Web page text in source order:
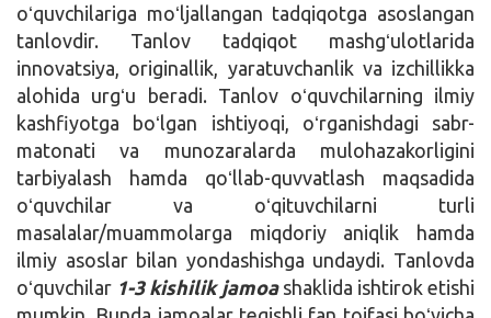
oʻquvchilariga moʻljallangan tadqiqotga asoslangan
tanlovdir. Tanlov tadqiqot mashgʻulotlarida
innovatsiya, originallik, yaratuvchanlik va izchillikka
alohida urgʻu beradi. Tanlov oʻquvchilarning ilmiy
kashfiyotga boʻlgan ishtiyoqi, oʻrganishdagi sabr-
matonati va munozaralarda mulohazakorligini
tarbiyalash hamda qoʻllab-quvvatlash maqsadida
oʻquvchilar va oʻqituvchilarni turli
masalalar/muammolarga miqdoriy aniqlik hamda
ilmiy asoslar bilan yondashishga undaydi. Tanlovda
oʻquvchilar 1-3 kishilik jamoa shaklida ishtirok etishi